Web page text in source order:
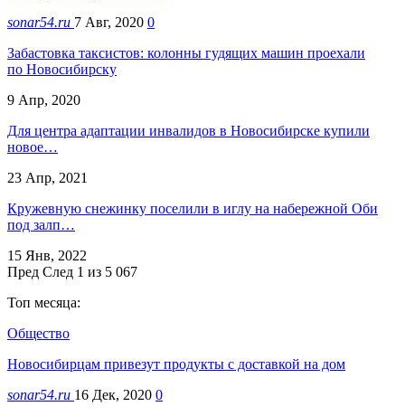
sonar54.ru 7 Авг, 2020 0
Забастовка таксистов: колонны гудящих машин проехали
по Новосибирску
9 Апр, 2020
Для центра адаптации инвалидов в Новосибирске купили
новое…
23 Апр, 2021
Кружевную снежинку поселили в иглу на набережной Оби
под залп…
15 Янв, 2022
Пред След 1 из 5 067
Топ месяца:
Общество
Новосибирцам привезут продукты с доставкой на дом
sonar54.ru 16 Дек, 2020 0